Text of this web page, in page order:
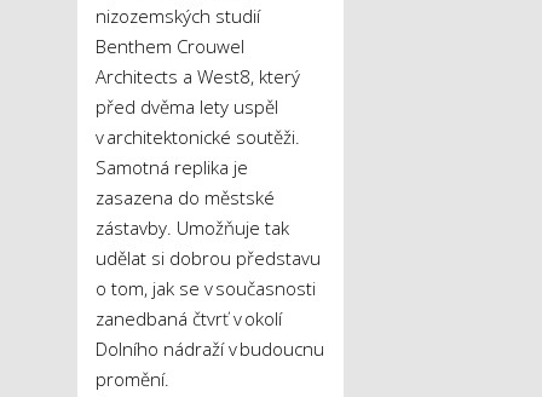
nizozemských studií
Benthem Crouwel
Architects a West8, který
před dvěma lety uspěl
v architektonické soutěži.
Samotná replika je
zasazena do městské
zástavby. Umožňuje tak
udělat si dobrou představu
o tom, jak se v současnosti
zanedbaná čtvrť v okolí
Dolního nádraží v budoucnu
promění.